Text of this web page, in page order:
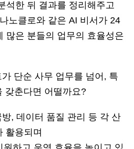
석한 뒤 결과를 정리해주고
노클로와 같은 AI 비서가 24
많은 분들의 업무의 효율성은
단순 사무 업무를 넘어, 특
갖춘다면 어떨까요?
, 데이터 품질 관리 등 각 산
활용되며